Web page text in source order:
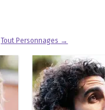
Tout Personnages →